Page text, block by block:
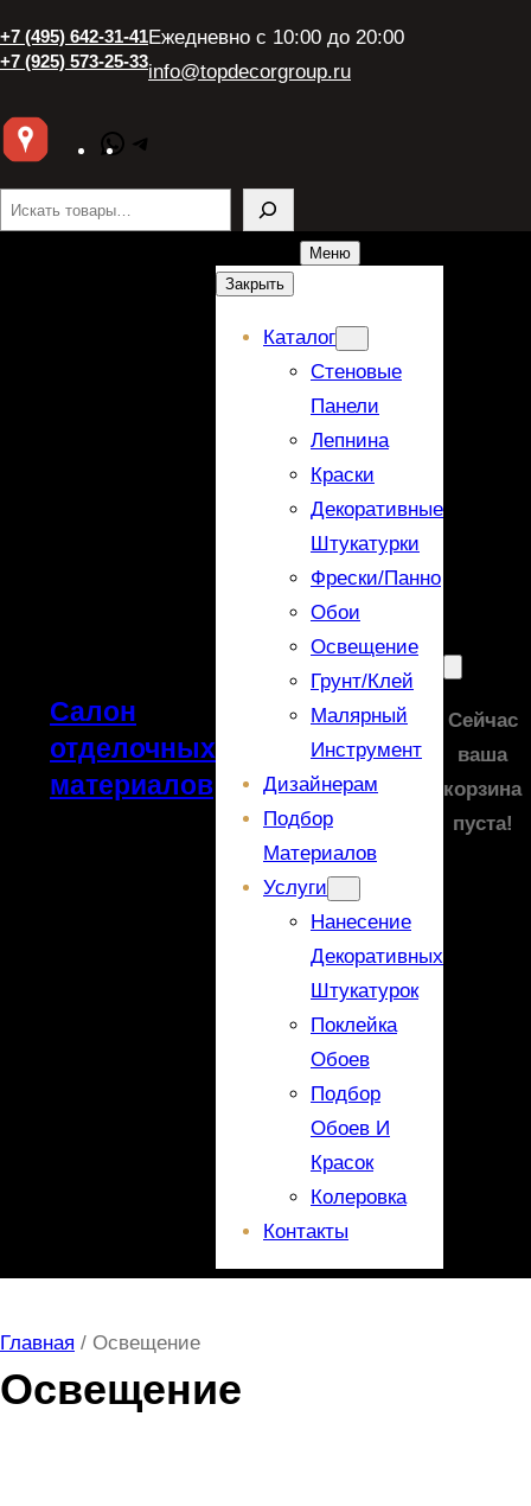
к
+7 (495) 642-31-41
+7 (925) 573-25-33
Ежедневно с 10:00 до 20:00
info@topdecorgroup.ru
WhatsApp
Поиск
Салон
отделочных
материалов
Меню
Закрыть
Каталог
Стеновые
Панели
Лепнина
Краски
Декоративные
Штукатурки
Фрески/панно
Обои
Освещение
Грунт/Клей
Малярный
Инструмент
Дизайнерам
Подбор
Материалов
Услуги
Нанесение
Декоративных
Штукатурок
Поклейка
Обоев
Подбор
Обоев И
Красок
Колеровка
Контакты
Сейчас
ваша
корзина
пуста!
Главная / Освещение
Освещение